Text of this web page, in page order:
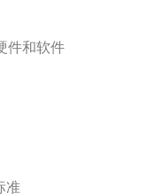
件和软件
准